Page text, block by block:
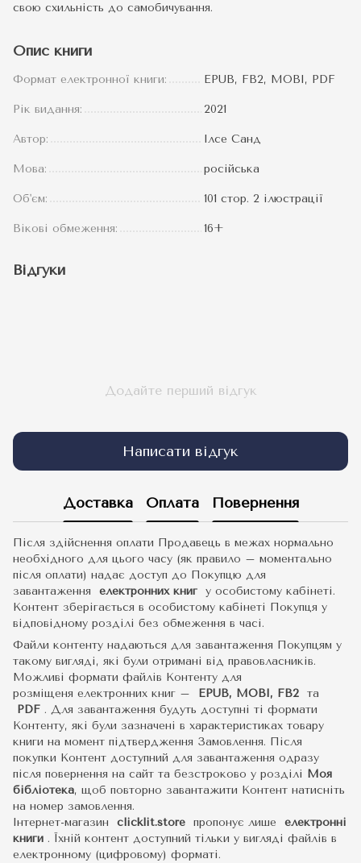
свою схильність до самобичування.
Опис книги
Формат електронної книги: EPUB, FB2, MOBI, PDF
Рік видання: 2021
Автор: Ілсе Санд
Мова: російська
Об'єм: 101 стор. 2 ілюстрації
Вікові обмеження: 16+
Відгуки
Додайте перший відгук
Написати відгук
Доставка Оплата Повернення
Після здійснення оплати Продавець в межах нормально
необхідного для цього часу (як правило – моментально
після оплати) надає доступ до Покупцю для
завантаження електронних книг у особистому кабінеті.
Контент зберігається в особистому кабінеті Покупця у
відповідному розділі без обмеження в часі.
Файли контенту надаються для завантаження Покупцям у
такому вигляді, які були отримані від правовласників.
Можливі формати файлів Контенту для
розміщеня електронних книг –
EPUB, MOBI, FB2 та
PDF . Для завантаження будуть доступні ті формати
Контенту, які були зазначені в характеристиках товару
книги на момент підтвердження Замовлення. Після
покупки Контент доступний для завантаження одразу
після повернення на сайт та безстроково у розділі Моя
бібліотека, щоб повторно завантажити Контент натисніть
на номер замовлення.
Інтернет-магазин clicklit.store пропонує лише електронні
книги . Їхній контент доступний тільки у вигляді файлів в
електронному (цифровому) форматі.